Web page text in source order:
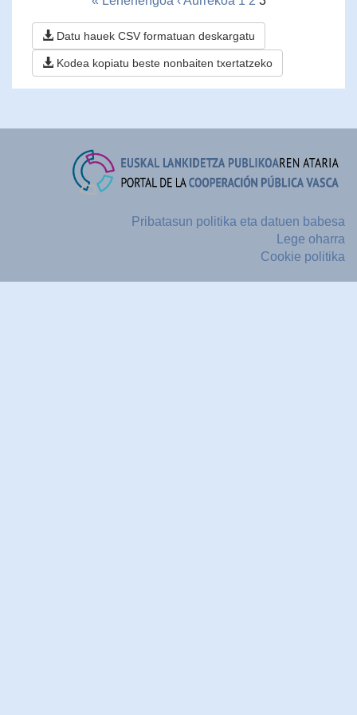
Datu hauek CSV formatuan deskargatu
Kodea kopiatu beste nonbaiten txertatzeko
Pribatasun politika eta datuen babesa
Lege oharra
Cookie politika